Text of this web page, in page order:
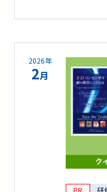
2026年
2月
PR 研